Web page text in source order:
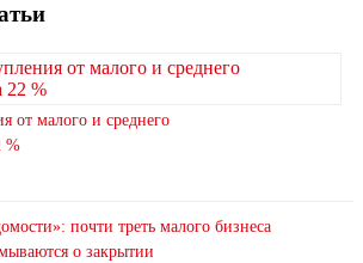
от малого и среднего
%
почти треть малого бизнеса
о закрытии